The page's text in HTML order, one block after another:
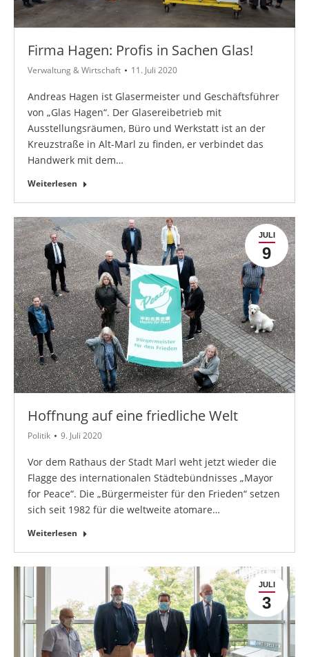
Firma Hagen: Profis in Sachen Glas!
Verwaltung & Wirtschaft 11. Juli 2020
Andreas Hagen ist Glasermeister und Geschäftsführer
von „Glas Hagen“. Der Glasereibetrieb mit
Ausstellungsräumen, Büro und Werkstatt ist an der
Kreuzstraße in Alt-Marl zu finden, er verbindet das
Handwerk mit dem…
Weiterlesen
JULI
9
Hoffnung auf eine friedliche Welt
Politik 9. Juli 2020
Vor dem Rathaus der Stadt Marl weht jetzt wieder die
Flagge des internationalen Städtebündnisses „Mayor
for Peace“. Die „Bürgermeister für den Frieden“ setzen
sich seit 1982 für die weltweite atomare…
Weiterlesen
JULI
3